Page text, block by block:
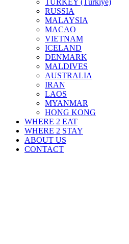
TURKEY (Türkiye)
RUSSIA
MALAYSIA
MACAO
VIETNAM
ICELAND
DENMARK
MALDIVES
AUSTRALIA
IRAN
LAOS
MYANMAR
HONG KONG
WHERE 2 EAT
WHERE 2 STAY
ABOUT US
CONTACT